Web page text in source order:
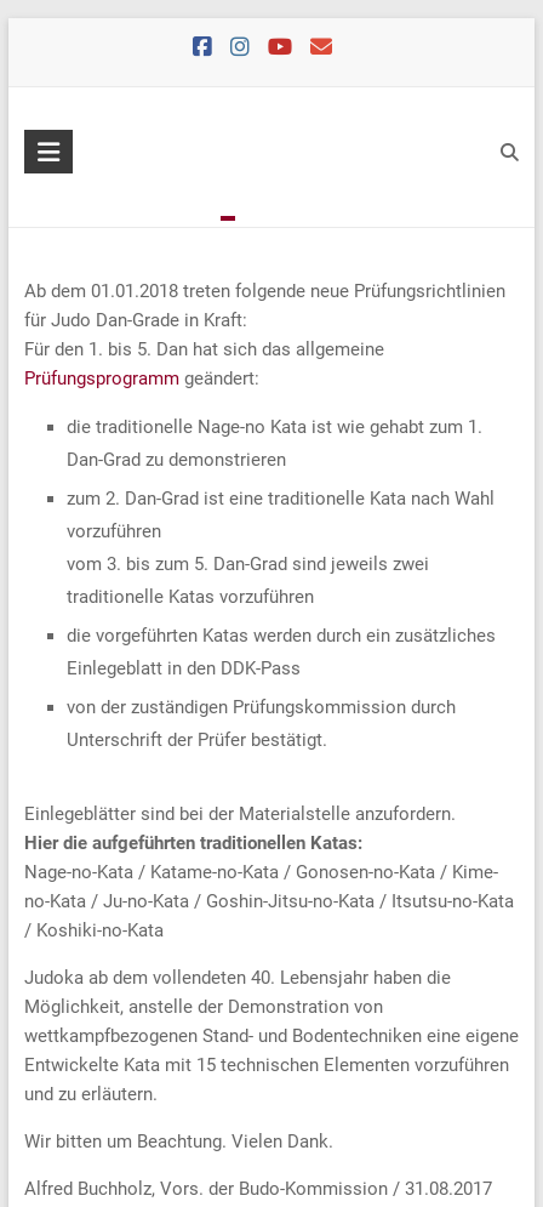
Ab dem 01.01.2018 treten folgende neue Prüfungsrichtlinien
für Judo Dan-Grade in Kraft:
Für den 1. bis 5. Dan hat sich das allgemeine
Prüfungsprogrammgeändert:
die traditionelle Nage-no Kata ist wie gehabt zum 1.
Dan-Grad zu demonstrieren
zum 2. Dan-Grad ist eine traditionelle Kata nach Wahl
vorzuführen
vom 3. bis zum 5. Dan-Grad sind jeweils zwei
traditionelle Katas vorzuführen
die vorgeführten Katas werden durch ein zusätzliches
Einlegeblatt in den DDK-Pass
von der zuständigen Prüfungskommission durch
Unterschrift der Prüfer bestätigt.
Einlegeblätter sind bei der Materialstelle anzufordern.
Hier die aufgeführten traditionellen Katas:
Nage-no-Kata / Katame-no-Kata / Gonosen-no-Kata / Kime-
no-Kata / Ju-no-Kata / Goshin-Jitsu-no-Kata / Itsutsu-no-Kata
/ Koshiki-no-Kata
Judoka ab dem vollendeten 40. Lebensjahr haben die
Möglichkeit, anstelle der Demonstration von
wettkampfbezogenen Stand- und Bodentechniken eine eigene
Entwickelte Kata mit 15 technischen Elementen vorzuführen
und zu erläutern.
Wir bitten um Beachtung. Vielen Dank.
Alfred Buchholz, Vors. der Budo-Kommission / 31.08.2017